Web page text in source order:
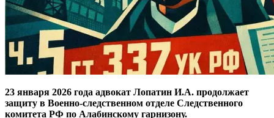
23 января 2026 года адвокат Лопатин И.А. продолжает
защиту в Военно-следственном отделе Следственного
комитета РФ по Алабинскому гарнизону.